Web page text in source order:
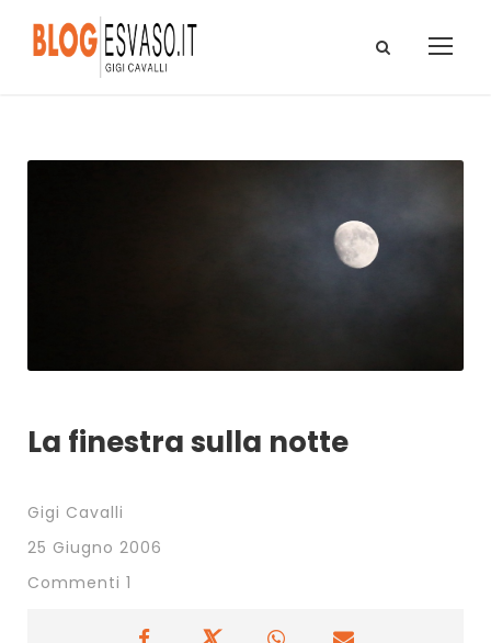
La finestra sulla notte
Gigi Cavalli
25 Giugno 2006
Commenti 1